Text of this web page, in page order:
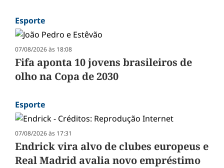
Esporte
07/08/2026 às 18:08
Fifa aponta 10 jovens brasileiros de
olho na Copa de 2030
Esporte
07/08/2026 às 17:31
Endrick vira alvo de clubes europeus e
Real Madrid avalia novo empréstimo